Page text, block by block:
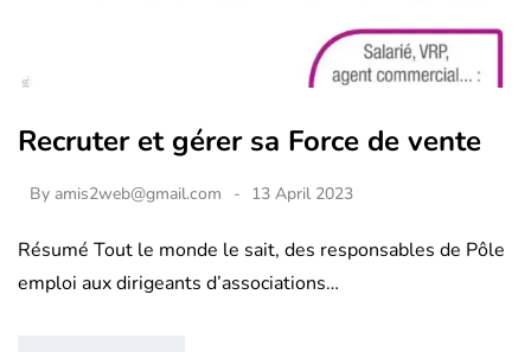
Recruter et gérer sa Force de vente
By amis2web@gmail.com 13 April 2023
Résumé Tout le monde le sait, des responsables de Pôle
emploi aux dirigeants d’associations…